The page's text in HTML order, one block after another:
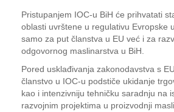
Pristupanjem IOC-u BiH će prihvatati
oblasti uvrštene u regulativu Evropske
samo za put članstva u EU već i za
odgovornog maslinarstva u BiH.
Pored usklađivanja zakonodavstva s
članstvo u IOC-u podstiče ukidanje
kao i intenzivniju tehničku saradnju na
razvojnim projektima u proizvodnji